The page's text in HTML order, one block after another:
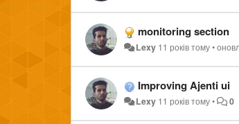
monitoring section
Lexy 11 років тому•
Improving Ajenti ui
Lexy 11 років тому• 0